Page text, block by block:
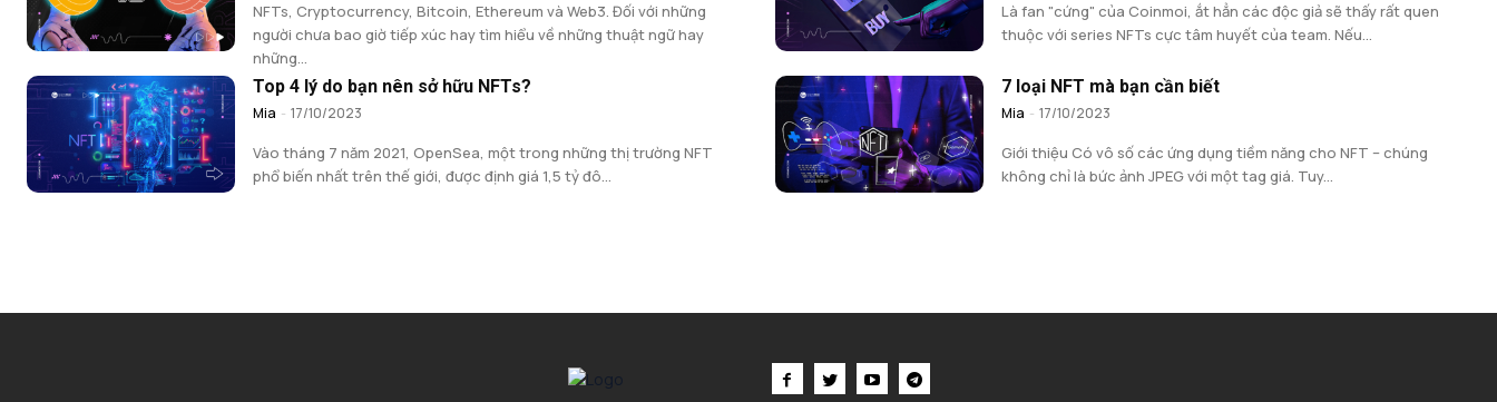
NFTs, Cryptocurrency, Bitcoin, Ethereum và Web3. Đối với những
người chưa bao giờ tiếp xúc hay tìm hiểu về những thuật ngữ hay
những...
Là fan "cứng" của Coinmoi, ắt hẳn các độc giả sẽ thấy rất quen
thuộc với series NFTs cực tâm huyết của team. Nếu...
Top 4 lý do bạn nên sở hữu NFTs?
Mia - 17/10/2023
Vào tháng 7 năm 2021, OpenSea, một trong những thị trường NFT
phổ biến nhất trên thế giới, được định giá 1,5 tỷ đô...
7 loại NFT mà bạn cần biết
Mia - 17/10/2023
Giới thiệu Có vô số các ứng dụng tiềm năng cho NFT – chúng
không chỉ là bức ảnh JPEG với một tag giá. Tuy...